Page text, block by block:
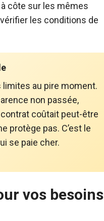
côte sur les mêmes
les conditions de
au pire moment.
non passée,
coûtait peut-être
protège pas. C’est le
se paie cher.
vos besoins